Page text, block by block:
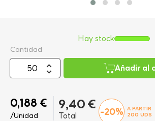
0,188 €
/Unidad
9,40 €
Total -20% A PARTIR
200 UDS
Cantidad
Añadir al
Hay stock